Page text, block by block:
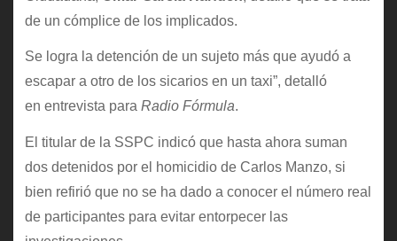
de un cómplice de los implicados.
Se logra la detención de un sujeto más que ayudó a
escapar a otro de los sicarios en un taxi”, detalló
en entrevista para Radio Fórmula.
El titular de la SSPC indicó que hasta ahora suman
dos detenidos por el homicidio de Carlos Manzo, si
bien refirió que no se ha dado a conocer el número real
de participantes para evitar entorpecer las